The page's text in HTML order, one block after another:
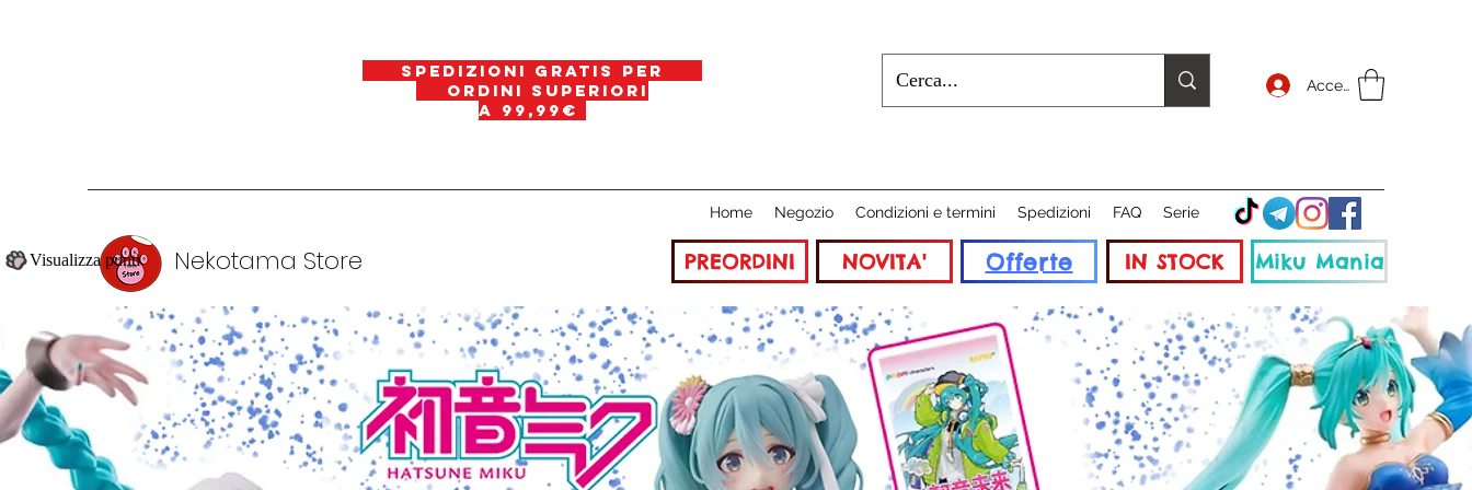
spedizioni gratis per
ordini superiori
a 99,99€
Accedi
Nekotama Store
Visualizza punti
Home Negozio Condizioni e termini Spedizioni FAQ Serie
PREORDINI NOVITA' Offerte IN STOCK Miku Mania